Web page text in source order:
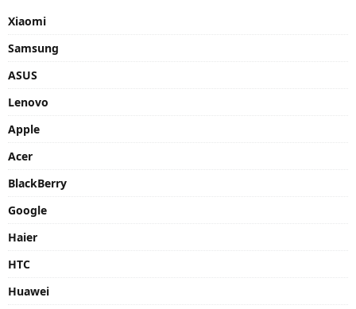
Xiaomi
Samsung
ASUS
Lenovo
Apple
Acer
BlackBerry
Google
Haier
HTC
Huawei